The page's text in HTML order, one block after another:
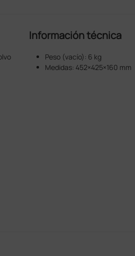
Información técnica
Peso (vacío): 6 kg
Medidas: 452×425×160 mm